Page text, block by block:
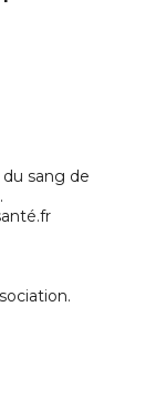
sang de